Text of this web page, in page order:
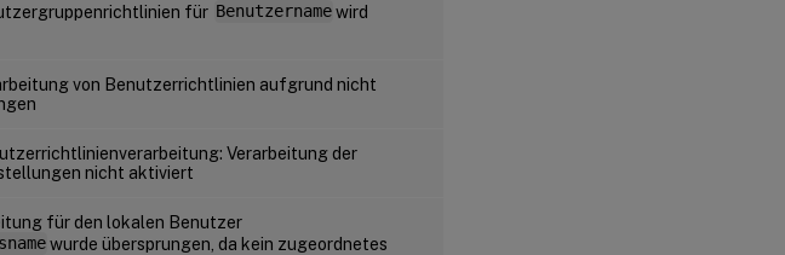
für Benutzernamewird
von Benutzerrichtlinien aufgrund nicht
Verarbeitung der
nicht aktiviert
für den lokalen Benutzer
wurde übersprungen, da kein zugeordnetes